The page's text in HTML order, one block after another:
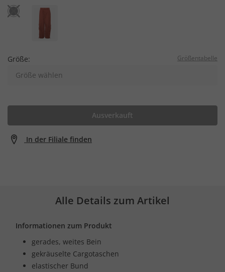
Größe: Größentabelle
Größe wählen
Ausverkauft
In der Filiale finden
Alle Details zum Artikel
Informationen zum Produkt
gerades, weites Bein
gekräuselte Cargotaschen
elastischer Bund